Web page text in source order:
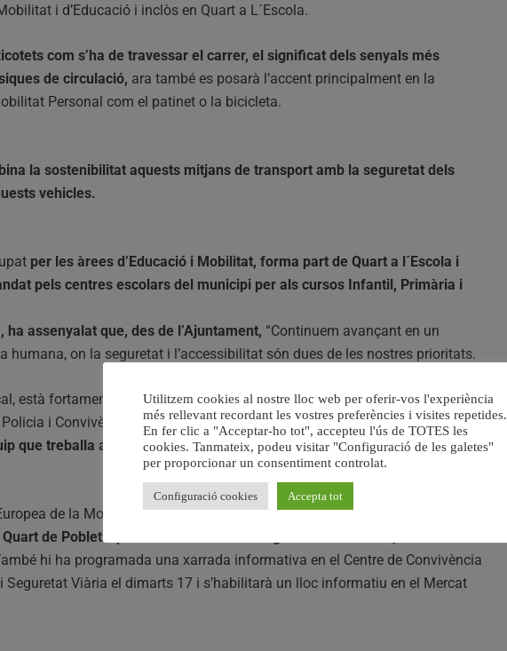
i d’Educació i inclòs en Quart a L´Escola.
com s’ha de travessar el carrer, el significat dels senyals més
de circulació, ara també es posarà l’accent principalment en la
Personal com el patinet o la bicicleta.
la sostenibilitat aquests mitjans de transport amb la seguretat dels
vehicles.
per les àrees d’Educació i Mobilitat, forma part de Quart a l´Escola i
pels centres escolars del municipi per als cursos Infantil, Primària i
ha assenyalat que, des de l’Ajuntament, “Continuem avançant en un
humana, on la seguretat i l’accessibilitat són dues de les nostres prioritats.
està fortament implicat en aquest nou projecte, en la línia que marca la
i Convivència, en la qual vam voler potenciar la figura de l’agent de
que treballa amb joves en els instituts a diferents nivells i ara, també en
de la Mobilitat, l’Ajuntament sortejarà dues bicicletes entre els
de Poblet” que se celebra el diumenge 22 de setembre, coincidint
ambé hi ha programada una xarrada informativa en el Centre de Convivència
Viària el dimarts 17 i s’habilitarà un lloc informatiu en el Mercat
Utilitzem cookies al nostre lloc web per oferir-vos l'experiència
més rellevant recordant les vostres preferències i visites repetides.
En fer clic a "Acceptar-ho tot", accepteu l'ús de TOTES les
cookies. Tanmateix, podeu visitar "Configuració de les galetes"
per proporcionar un consentiment controlat.
Configuració cookies Accepta tot